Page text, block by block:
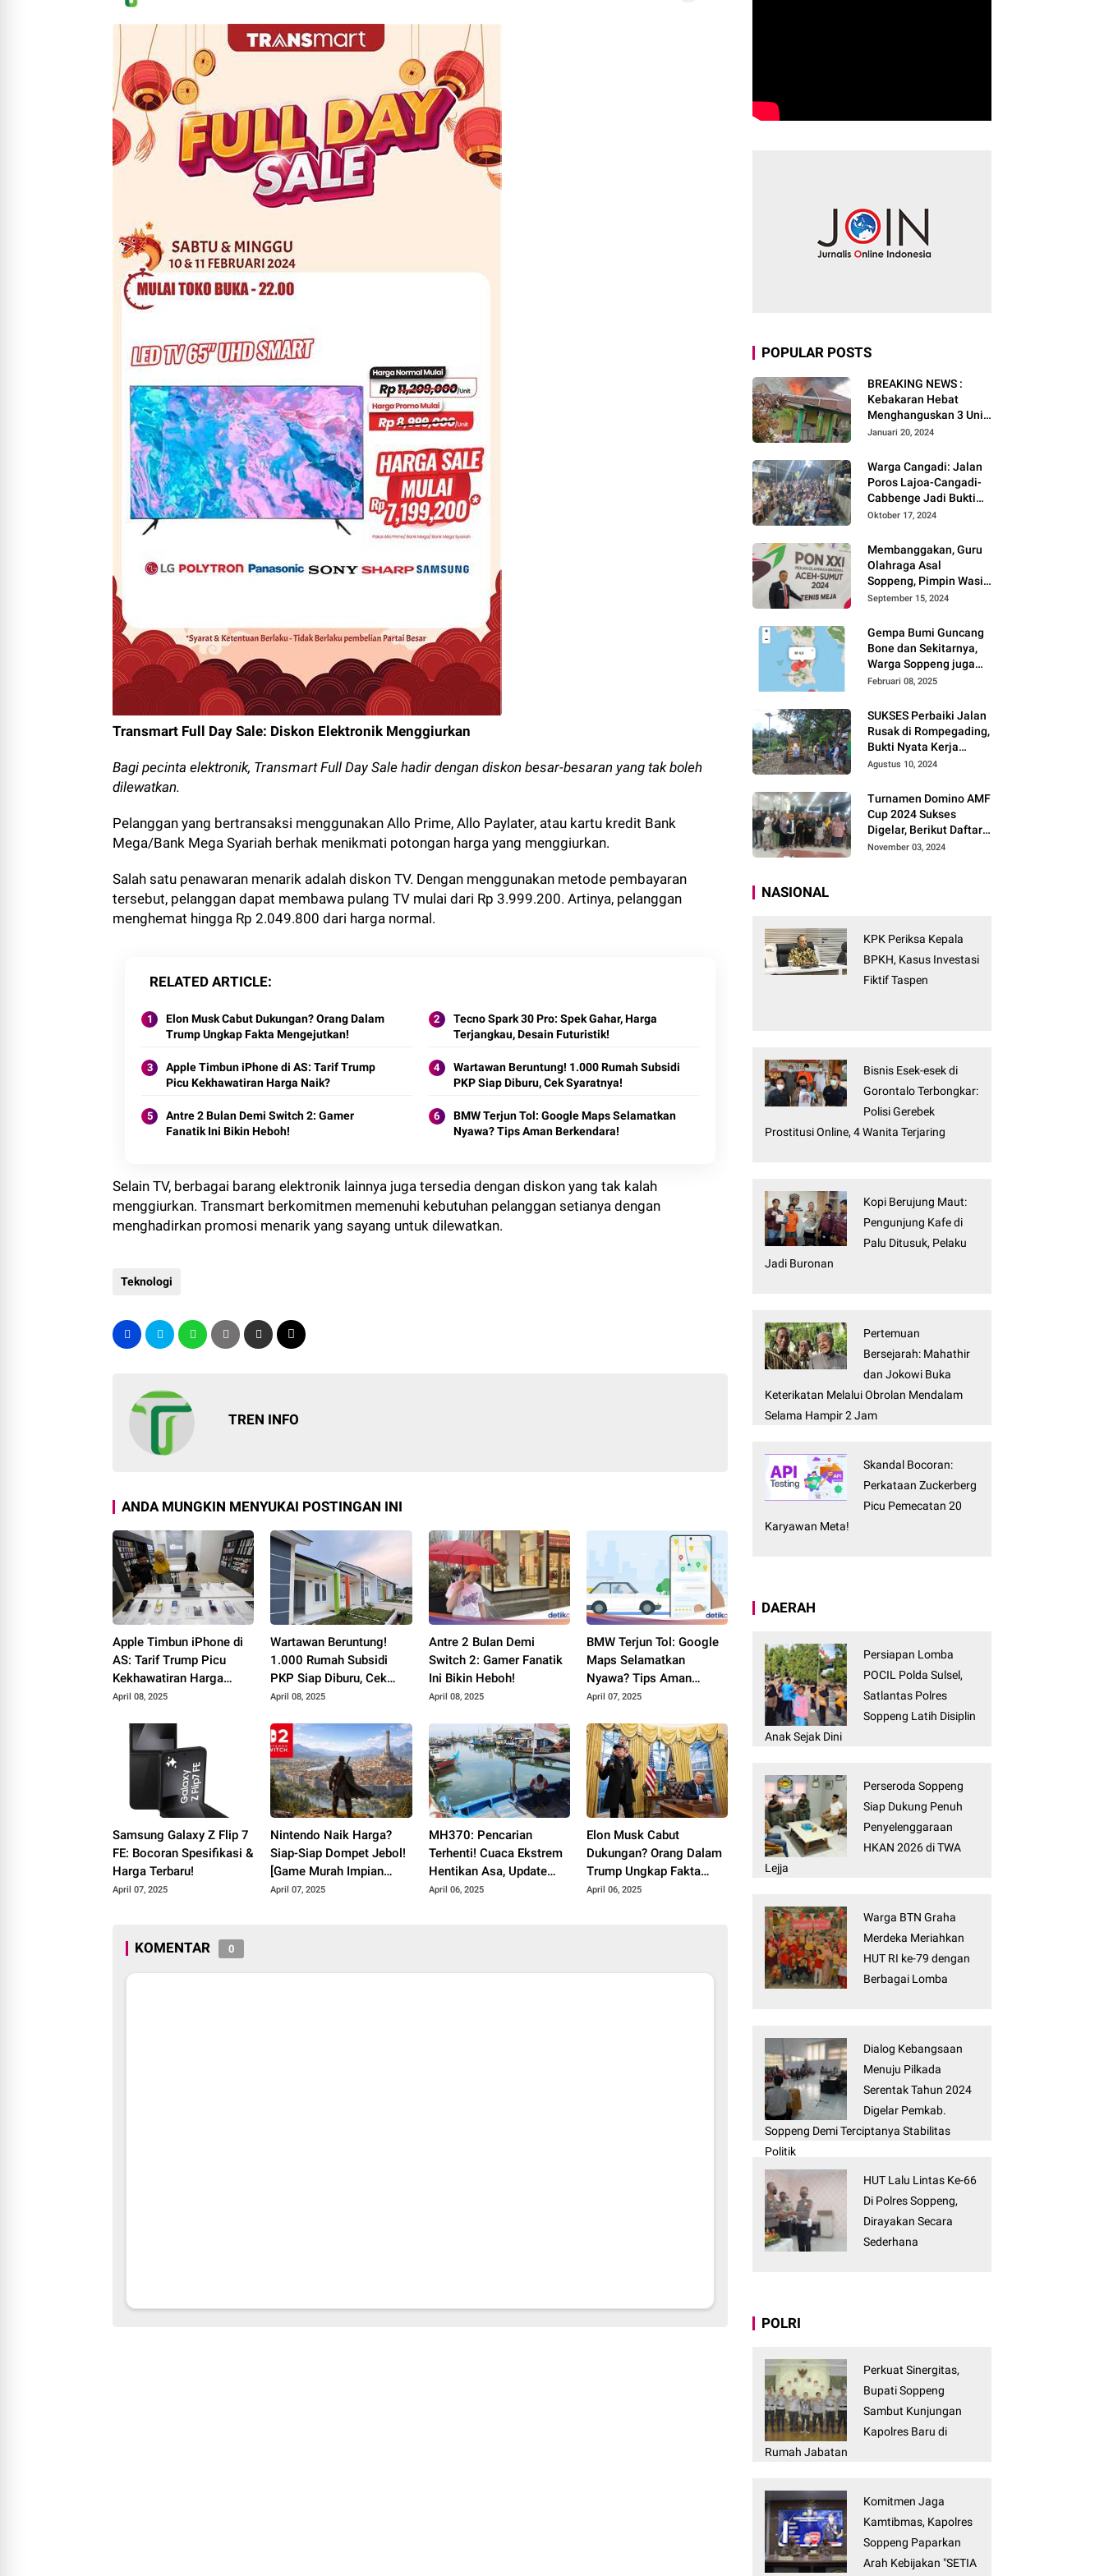
Transmart Full Day Sale: Diskon Elektronik Menggiurkan
Bagi pecinta elektronik, Transmart Full Day Sale hadir dengan diskon besar-besaran yang tak boleh
dilewatkan.
Pelanggan yang bertransaksi menggunakan Allo Prime, Allo Paylater, atau kartu kredit Bank
Mega/Bank Mega Syariah berhak menikmati potongan harga yang menggiurkan.
Salah satu penawaran menarik adalah diskon TV. Dengan menggunakan metode pembayaran
tersebut, pelanggan dapat membawa pulang TV mulai dari Rp 3.999.200. Artinya, pelanggan
menghemat hingga Rp 2.049.800 dari harga normal.
RELATED ARTICLE
Elon Musk Cabut Dukungan? Orang Dalam
Trump Ungkap Fakta Mengejutkan!
Tecno Spark 30 Pro: Spek Gahar, Harga
Terjangkau, Desain Futuristik!
Apple Timbun iPhone di AS: Tarif Trump
Picu Kekhawatiran Harga Naik?
Wartawan Beruntung! 1.000 Rumah Subsidi
PKP Siap Diburu, Cek Syaratnya!
Antre 2 Bulan Demi Switch 2: Gamer
Fanatik Ini Bikin Heboh!
BMW Terjun Tol: Google Maps Selamatkan
Nyawa? Tips Aman Berkendara!
Selain TV, berbagai barang elektronik lainnya juga tersedia dengan diskon yang tak kalah
menggiurkan. Transmart berkomitmen memenuhi kebutuhan pelanggan setianya dengan
menghadirkan promosi menarik yang sayang untuk dilewatkan.
Teknologi
TREN INFO
ANDA MUNGKIN MENYUKAI POSTINGAN INI
Apple Timbun iPhone di
AS: Tarif Trump Picu
Kekhawatiran Harga
Naik?
April 08, 2025
Wartawan Beruntung!
1.000 Rumah Subsidi
PKP Siap Diburu, Cek
Syaratnya!
April 08, 2025
Antre 2 Bulan Demi
Switch 2: Gamer Fanatik
Ini Bikin Heboh!
April 08, 2025
BMW Terjun Tol: Google
Maps Selamatkan
Nyawa? Tips Aman
Berkendara!
April 07, 2025
Samsung Galaxy Z Flip 7
FE: Bocoran Spesifikasi &
Harga Terbaru!
April 07, 2025
Nintendo Naik Harga?
Siap-Siap Dompet Jebol!
[Game Murah Impian
Pupus?]
April 07, 2025
MH370: Pencarian
Terhenti! Cuaca Ekstrem
Hentikan Asa, Update
Terbaru!
April 06, 2025
Elon Musk Cabut
Dukungan? Orang Dalam
Trump Ungkap Fakta
Mengejutkan!
April 06, 2025
KOMENTAR 0
POPULAR POSTS
BREAKING NEWS :
Kebakaran Hebat
Menghanguskan 3 Unit
Rumah Di Jalan
Watansoppeng
Januari 20, 2024
Warga Cangadi: Jalan
Poros Lajoa-Cangadi-
Cabbenge Jadi Bukti
Kinerja SUKSES
Oktober 17, 2024
Membanggakan, Guru
Olahraga Asal
Soppeng, Pimpin Wasit
Tenis Meja PON XXI
September 15, 2024
Gempa Bumi Guncang
Bone dan Sekitarnya,
Warga Soppeng juga
Merasakan
Februari 08, 2025
SUKSES Perbaiki Jalan
Rusak di Rompegading,
Bukti Nyata Kerja
Tanpa Tunggu
Agustus 10, 2024
Turnamen Domino AMF
Cup 2024 Sukses
Digelar, Berikut Daftar
Pemenangnya
November 03, 2024
NASIONAL
KPK Periksa Kepala
BPKH, Kasus Investasi
Fiktif Taspen
Bisnis Esek-esek di
Gorontalo Terbongkar:
Polisi Gerebek
Prostitusi Online, 4 Wanita Terjaring
Kopi Berujung Maut:
Pengunjung Kafe di
Palu Ditusuk, Pelaku
Jadi Buronan
Pertemuan
Bersejarah: Mahathir
dan Jokowi Buka
Keterikatan Melalui Obrolan Mendalam
Selama Hampir 2 Jam
Skandal Bocoran:
Perkataan Zuckerberg
Picu Pemecatan 20
Karyawan Meta!
DAERAH
Persiapan Lomba
POCIL Polda Sulsel,
Satlantas Polres
Soppeng Latih Disiplin
Anak Sejak Dini
Perseroda Soppeng
Siap Dukung Penuh
Penyelenggaraan
HKAN 2026 di TWA
Lejja
Warga BTN Graha
Merdeka Meriahkan
HUT RI ke-79 dengan
Berbagai Lomba
Dialog Kebangsaan
Menuju Pilkada
Serentak Tahun 2024
Digelar Pemkab.
Soppeng Demi Terciptanya Stabilitas
Politik
HUT Lalu Lintas Ke-66
Di Polres Soppeng,
Dirayakan Secara
Sederhana
POLRI
Perkuat Sinergitas,
Bupati Soppeng
Sambut Kunjungan
Kapolres Baru di
Rumah Jabatan
Komitmen Jaga
Kamtibmas, Kapolres
Soppeng Paparkan
Arah Kebijakan "SETIA